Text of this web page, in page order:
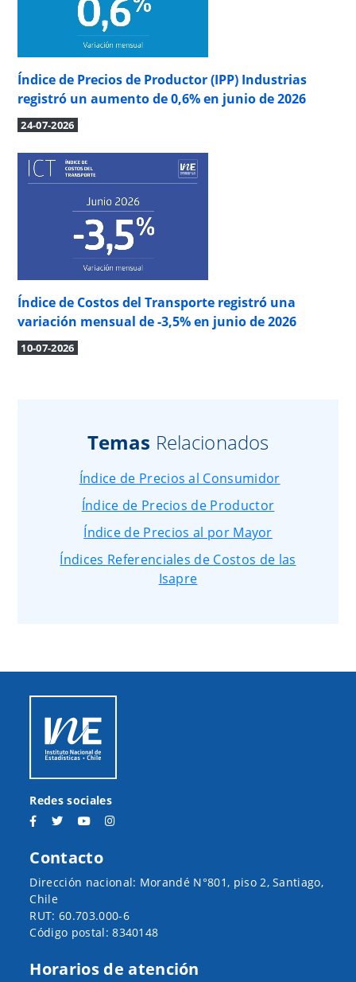
Índice de Precios de Productor (IPP) Industrias
registró un aumento de 0,6% en junio de 2026
24-07-2026
Índice de Costos del Transporte registró una
variación mensual de -3,5% en junio de 2026
10-07-2026
Temas Relacionados
Índice de Precios al Consumidor
Índice de Precios de Productor
Índice de Precios al por Mayor
Índices Referenciales de Costos de las
Isapre
Redes sociales
Contacto
Dirección nacional: Morandé N°801, piso 2, Santiago,
Chile
RUT: 60.703.000-6
Código postal: 8340148
Horarios de atención